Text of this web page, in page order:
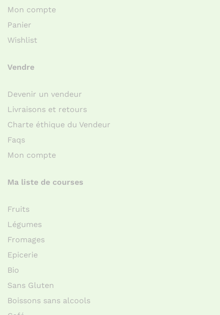
Mon compte
Panier
Wishlist
Vendre
Devenir un vendeur
Livraisons et retours
Charte éthique du Vendeur
Faqs
Mon compte
Ma liste de courses
Fruits
Légumes
Fromages
Epicerie
Bio
Sans Gluten
Boissons sans alcools